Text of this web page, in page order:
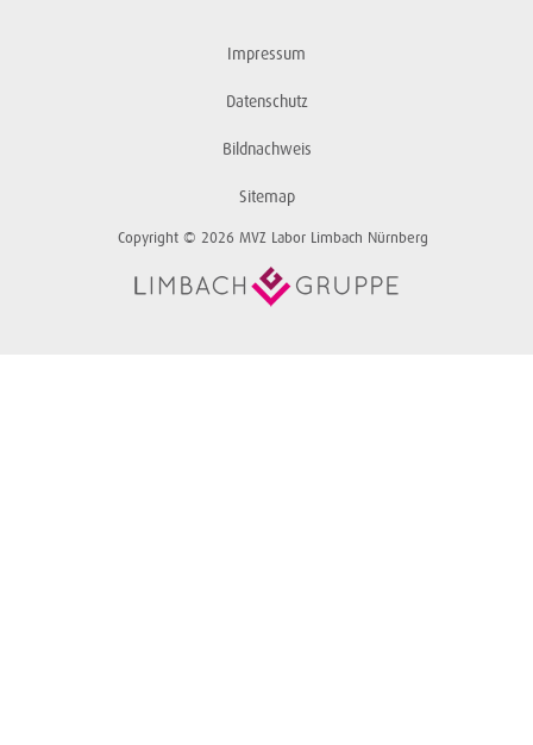
Impressum
Datenschutz
Bildnachweis
Sitemap
Copyright © 2026 MVZ Labor Limbach Nürnberg